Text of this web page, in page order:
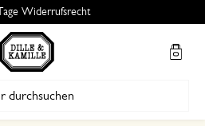
Widerrufsrecht